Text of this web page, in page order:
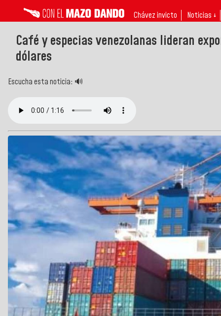
Chávez invicto Noticias ↓
Café y especias venezolanas lideran
dólares
Escucha esta noticia: 🔊